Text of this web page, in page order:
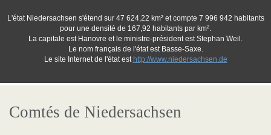
L'état Niedersachsen s'étend sur 47 624,22 km² et compte 7 996 942 habitants
pour une densité de 167,92 habitants par km².
La capitale est Hanovre et le ministre-président est Stephan Weil.
Le nom français de l'état est Basse-Saxe.
Le site Internet de l'état est http://www.niedersachsen.de
Comtés de Niedersachsen